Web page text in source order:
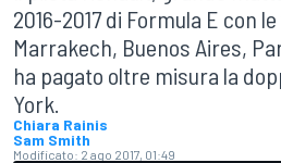
2016-2017 di Formula E con
Marrakech, Buenos Aires,
ha pagato oltre misura la
York.
Chiara Rainis
Sam Smith
Modificato: 2 ago 2017, 01:49